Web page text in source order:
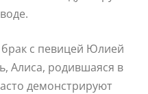
брак с певицей Юлией
Алиса, родившаяся в
демонстрируют